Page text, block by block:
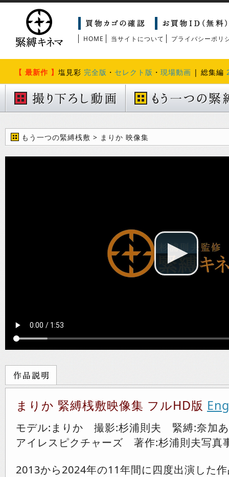
HOME 当サイトについて プライバシーポリ
【 最新作 】 塩見彩 完全版 ・ セレクト版 ・ 現場動画 | 総集編
もう一つの緊縛桟敷 > まりか 映像集
まりか 緊縛桟敷映像集 フルHD版
モデル:まりか 撮影:杉浦則夫 緊縛:奈加
アイレスピクチャーズ 著作:杉浦則夫写真
2013から2024年の11年間に四度出演した